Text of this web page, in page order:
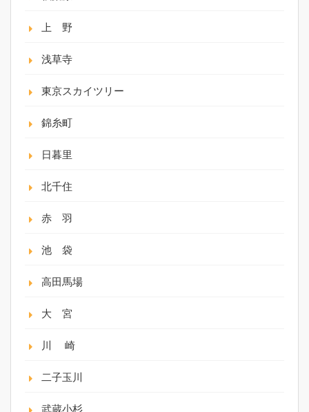
上 野
浅草寺
東京スカイツリー
錦糸町
日暮里
北千住
赤 羽
池 袋
高田馬場
大 宮
川 崎
二子玉川
武蔵小杉